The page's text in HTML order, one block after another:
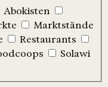
Abokisten
Marktstände
Restaurants
Solawi